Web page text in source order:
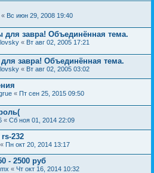
« Вс июн 29, 2008 19:40
завра! Объединённая тема.
« Вт авг 02, 2005 17:21
завра! Объединённая тема.
« Вт авг 02, 2005 03:02
« Пт сен 25, 2015 09:50
« Сб ноя 01, 2014 22:09
232
« Пн окт 20, 2014 13:17
- 2500 руб
« Чт окт 16, 2014 10:32